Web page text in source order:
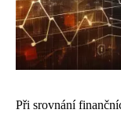
Při srovnání